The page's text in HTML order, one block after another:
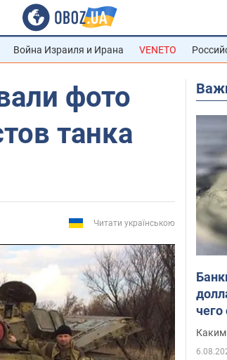
Война Израиля и Ирана VENETO
фото
танка
Читати українською
Каким